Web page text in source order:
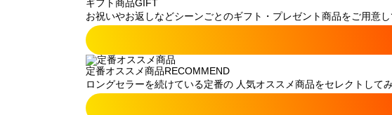
ギフト商品GIFT
お祝いやお返しなどシーンごとのギフト・プレゼント商品をご用意し
定番オススメ商品RECOMMEND
ロングセラーを続けている定番の 人気オススメ商品をセレクトして